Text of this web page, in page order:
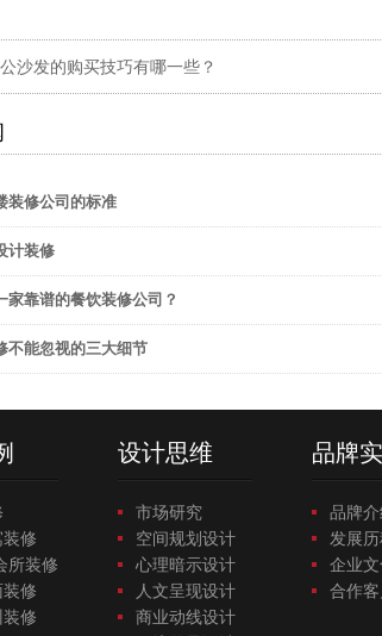
沙发的购买技巧有哪一些？
装修公司的标准
计装修
家靠谱的餐饮装修公司？
不能忽视的三大细节
修
所装修
修
修
设计思维
市场研究
空间规划设计
心理暗示设计
人文呈现设计
商业动线设计
品牌
品牌介
发展
企业
合作客